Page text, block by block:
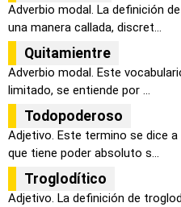
Adverbio modal. La definición
una manera callada, discret...
Quitamientre
Adverbio modal. Este
limitado, se entiende por ...
Todopoderoso
Adjetivo. Este termino se dice
que tiene poder absoluto s...
Troglodítico
Adjetivo. La definición de